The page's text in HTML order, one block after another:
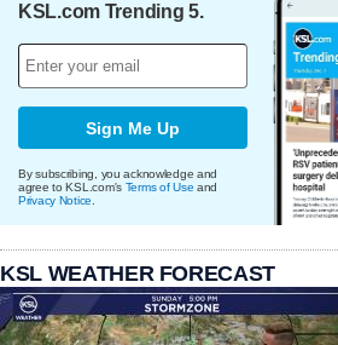
KSL.com Trending 5.
Sign Me Up
By subscribing, you acknowledge and
agree to KSL.com's Terms of Use and
Privacy Notice
KSL WEATHER FORECAST